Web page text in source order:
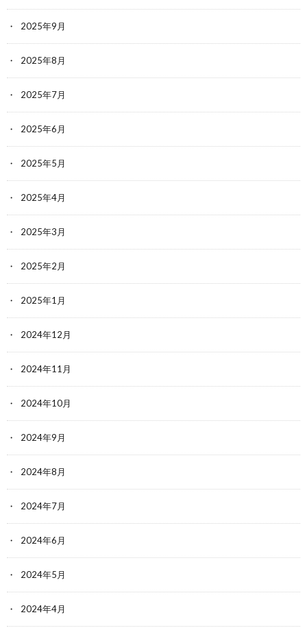
2025年9月
2025年8月
2025年7月
2025年6月
2025年5月
2025年4月
2025年3月
2025年2月
2025年1月
2024年12月
2024年11月
2024年10月
2024年9月
2024年8月
2024年7月
2024年6月
2024年5月
2024年4月